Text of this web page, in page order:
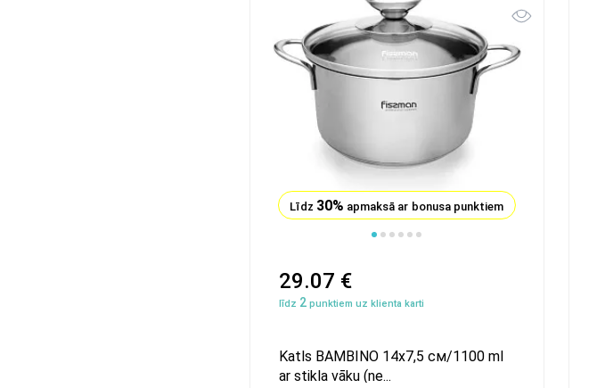
Līdz 30% apmaksā ar bonusa punktiem
29.07 €
līdz 2 punktiem uz klienta karti
Katls BAMBINO 14x7,5 см/1100 ml
ar stikla vāku (ne...